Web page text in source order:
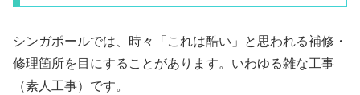
シンガポールでは、時々「これは酷い」と思われる補修・
修理箇所を目にすることがあります。いわゆる雑な工事
（素人工事）です。